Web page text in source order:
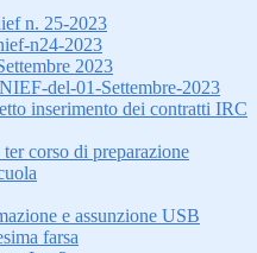
n. 25-2023
n24-2023
2023
del-01-Settembre-2023
inserimento dei contratti IRC
corso di preparazione
e assunzione USB
farsa